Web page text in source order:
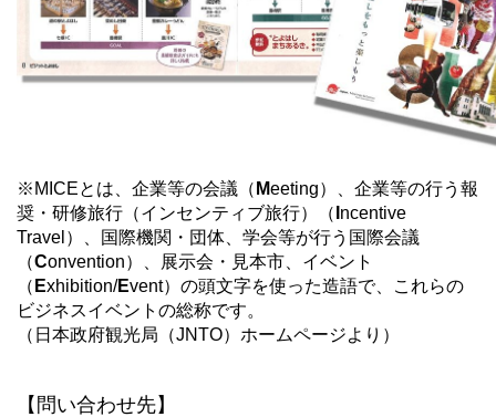
※MICEとは、企業等の会議（ Meeting）、企業等の行う報
奨・研修旅行（インセンティブ旅行）（ ncentive
Travel）、国際機関・団体、学会等が行う国際会議
（Convention）、展示会・見本市、 イベント
（ Exhibition/Event）の頭文字を使った造語で、これらの
ビジネスイベントの総称です。
（日本政府観光局（JNTO）ホームページより）
【問い合わせ先】